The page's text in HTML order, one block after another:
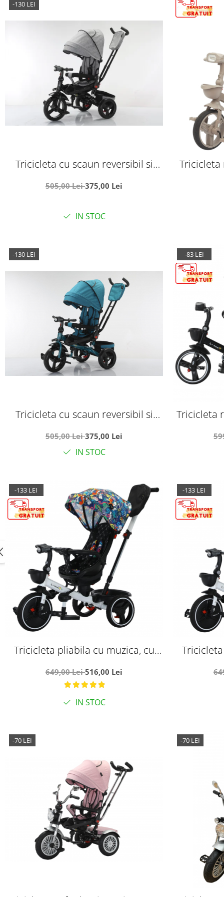
-130 LEI
Tricicleta cu scaun reversibil si
505,00 Lei375,00 Lei
IN STOC
Tricicleta
-130 LEI
Tricicleta cu scaun reversibil si
505,00 Lei375,00 Lei
IN STOC
-83 LEI
Tricicleta
lumini si
-133 LEI
Tricicleta pliabila cu muzica, cu
SL01 - graffitti
649,00 Lei516,00 Lei
IN STOC
-133 LEI
-70 LEI -70 LEI